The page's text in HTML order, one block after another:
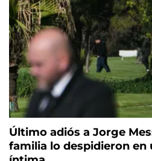
Último adiós a Jorge
familia lo despidieron en